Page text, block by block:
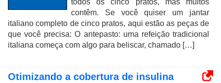
todos os cinco pratos, mas muitos
contêm. Se você quiser um jantar
italiano completo de cinco pratos, aqui estão as peças de
que você precisa: O antepasto: uma refeição tradicional
italiana começa com algo para beliscar, chamado […]
Otimizando a cobertura de insulina